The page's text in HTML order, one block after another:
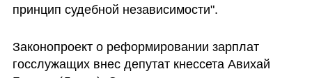
принцип судебной независимости".
Законопроект о реформировании зарплат
госслужащих внес депутат кнессета Авихай